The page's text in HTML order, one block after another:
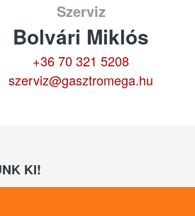
Szerviz
Bolvári Miklós
+36 70 321 5208
szerviz@gasztromega.hu
KI!